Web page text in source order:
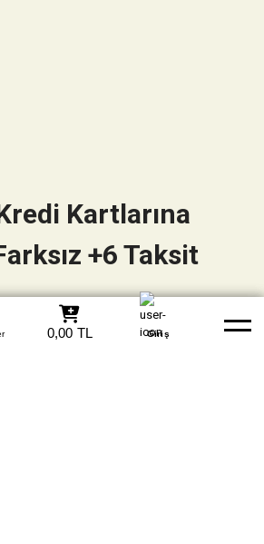
0850 305 09 70
Hesapları Whatsapp Yardım
0,00 TL Giriş
Kartlarına
+6 Taksit